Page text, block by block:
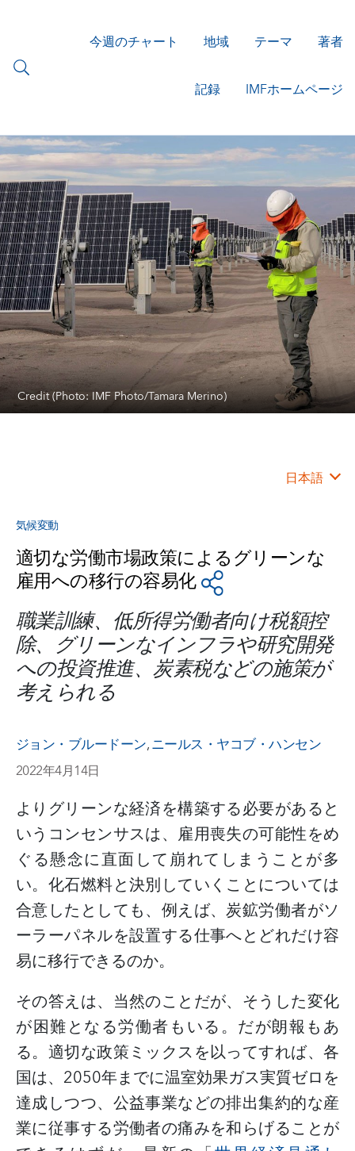
今週のチャート 地域 テーマ 著者
記録 IMFホームページ
Credit (Photo: IMF Photo/Tamara Merino)
日本語
気候変動
適切な労働市場政策によるグリーンな
雇用への移行の容易化
職業訓練、低所得労働者向け税額控
除、グリーンなインフラや研究開発
への投資推進、炭素税などの施策が
考えられる
ジョン・ブルードーン,ニールス・ヤコブ・ハンセン
2022年4月14日
よりグリーンな経済を構築する必要があると
いうコンセンサスは、雇用喪失の可能性をめ
ぐる懸念に直面して崩れてしまうことが多
い。化石燃料と決別していくことについては
合意したとしても、例えば、炭鉱労働者がソ
ーラーパネルを設置する仕事へとどれだけ容
易に移行できるのか。
その答えは、当然のことだが、そうした変化
が困難となる労働者もいる。だが朗報もあ
る。適切な政策ミックスを以ってすれば、各
国は、 2050年までに温室効果ガス実質ゼロを
達成しつつ、公益事業などの排出集約的な産
業に従事する労働者の痛みを和らげることが